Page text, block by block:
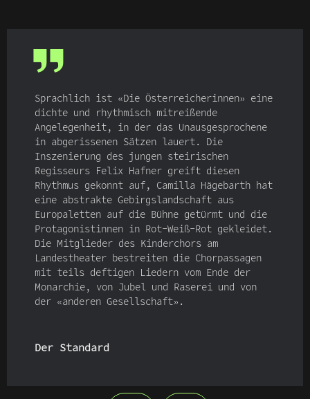
Sprachlich ist «Die Österreicherinnen» eine
dichte und rhythmisch mitreißende
Angelegenheit, in der das Unausgesprochene
in abgerissenen Sätzen lauert. Die
Inszenierung des jungen steirischen
Regisseurs Felix Hafner greift diesen
Rhythmus gekonnt auf, Camilla Hägebarth hat
eine abstrakte Gebirgslandschaft aus
Europaletten auf die Bühne getürmt und die
Protagonistinnen in Rot-Weiß-Rot gekleidet.
Die Mitglieder des Kinderchors am
Landestheater bestreiten die Chorpassagen
mit teils deftigen Liedern vom Ende der
Monarchie, von Jubel und Raserei und von
der «anderen Gesellschaft».
Der Standard